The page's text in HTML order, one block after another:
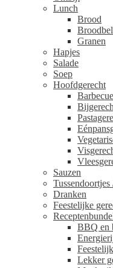
Lunch
Brood
Granen
Hapjes
Salade
Soep
Hoofdgerecht
Barbecue
Sauzen
Dranken
Feestelijke
BBQ en
Feestelijk
Lekker